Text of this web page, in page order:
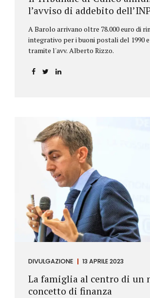
l’avviso di addebito
A Barolo arrivano oltre 78.000 euro di
integrativo per i buoni postali del 1990 e
tramite l'avv. Alberto Rizzo.
DIVULGAZIONE 13 APRILE 2023
La famiglia al centro di un
concetto di finanza